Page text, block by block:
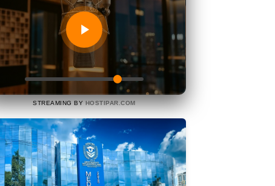
STREAMING BY HOSTIPAR.COM